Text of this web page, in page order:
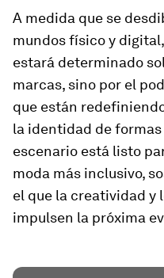
A medida que se
mundos físico y
estará determinado
marcas, sino por el
que están
la identidad de
escenario está listo
moda más inclusivo,
el que la creatividad y
impulsen la próxima